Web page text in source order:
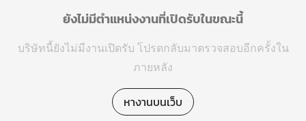
ยังไม่มีตำแหน่งงานที่เปิดรับในขณะนี้
บริษัทนี้ยังไม่มีงานเปิดรับ โปรดกลับมาตรวจสอบอีกครั้งใน
ภายหลัง
หางานบนเว็บ